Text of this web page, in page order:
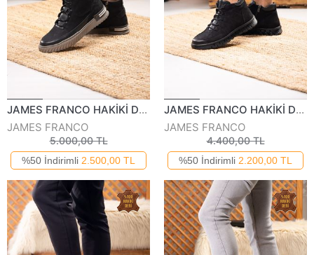
JAMES FRANCO HAKİKİ DERİ ERKEK GÜNLÜK BOT 941023K
JAMES FRANCO
5.000,00 TL
%50 İndirimli 2.500,00 TL
JAMES FRANCO HAKİKİ DERİ ERKEK GÜNLÜK BOT 632623K
JAMES FRANCO
4.400,00 TL
%50 İndirimli 2.200,00 TL